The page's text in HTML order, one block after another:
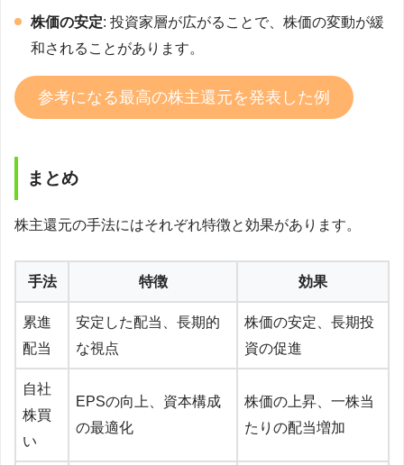
株価の安定: 投資家層が広がることで、株価の変動が緩
和されることがあります。
参考になる最高の株主還元を発表した例
まとめ
株主還元の手法にはそれぞれ特徴と効果があります。
手法 特徴 効果
累進
配当
安定した配当、長期的
な視点
株価の安定、長期投
資の促進
自社
株買
い
EPSの向上、資本構成
の最適化
株価の上昇、一株当
たりの配当増加